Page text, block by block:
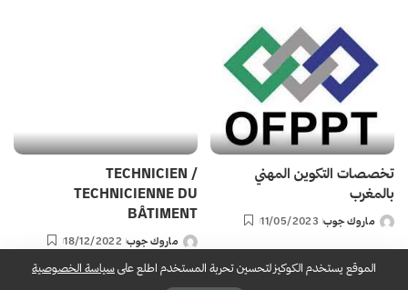
تخصصات التكوين المهني
بالمغرب
Posted
ماروك جوب 11/05/2023
TECHNICIEN /
TECHNICIENNE DU
BÂTIMENT
Posted
ماروك جوب 18/12/2022
الموقع يستخدم الكوكيز لتحسين تحربة المستخدم اطلع على سياسة الخصوصية